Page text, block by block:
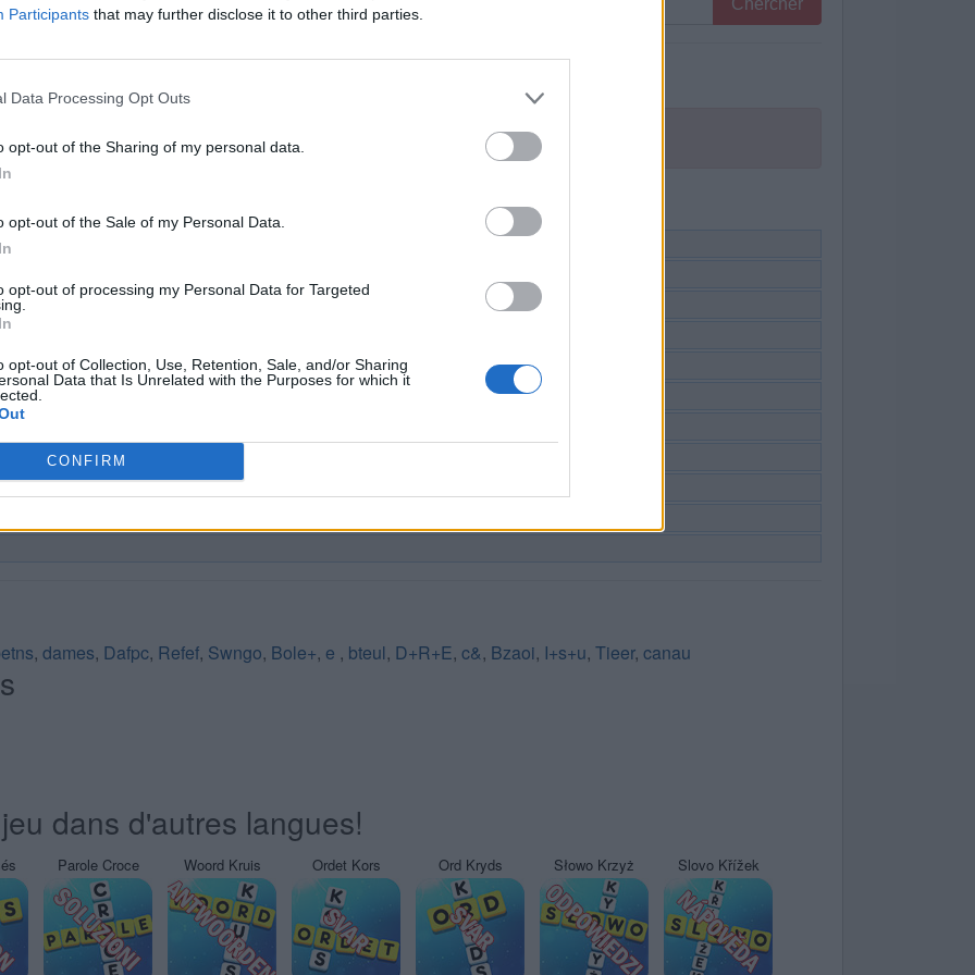
Participants that may further disclose it to other third parties.
Data Processing Opt Outs
opt-out of the Sharing of my personal data.
opt-out of the Sale of my Personal Data.
opt-out of processing my Personal Data for Targeted
opt-out of Collection, Use, Retention, Sale, and/or Sharing
Data that Is Unrelated with the Purposes for which it
CONFIRM
Sélectionnez votre puzzle:
, dames, Dafpc, Refef, Swngo, Bole+, e , bteul, D+R+E, c&, Bzaoi, I+s+u, Tieer, canau
dans d'autres langues!
Parole Croce Woord Kruis Ordet Kors Ord Kryds Słowo Krzyż Slovo Křížek